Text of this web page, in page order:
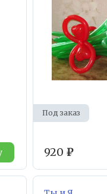
Под заказ
920 ₽